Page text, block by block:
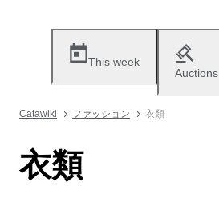
This week
Auctions
Catawiki ファッション 衣類
衣類